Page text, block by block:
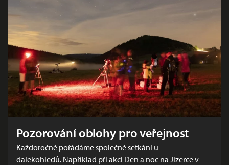
Pozorování oblohy pro veřejnost
Každoročně pořádáme společné setkání u
dalekohledů. Například při akci Den a noc na Jizerce v